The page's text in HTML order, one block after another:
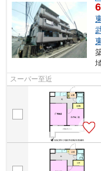
6
スーパー至近